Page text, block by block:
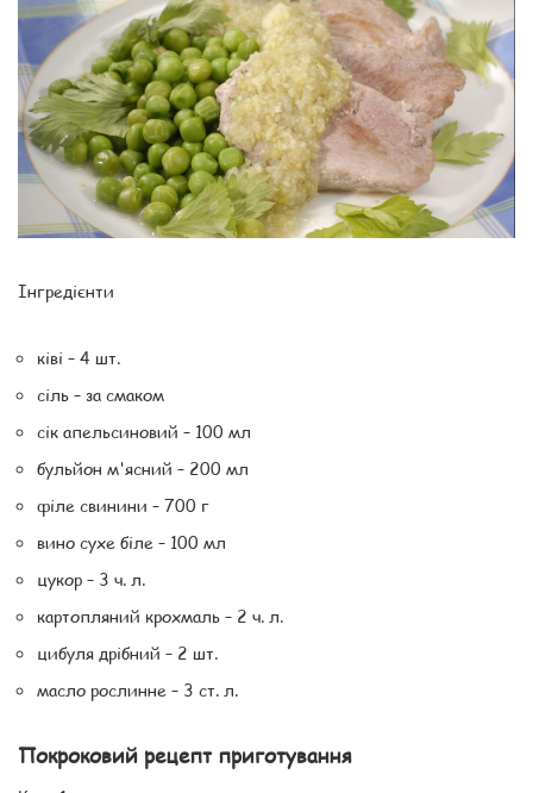
Інгредієнти
ківі – 4 шт.
сіль – за смаком
сік апельсиновий – 100 мл
бульйон м'ясний – 200 мл
філе свинини – 700 г
вино сухе біле – 100 мл
цукор – 3 ч. л.
картопляний крохмаль – 2 ч. л.
цибуля дрібний – 2 шт.
масло рослинне – 3 ст. л.
Покроковий рецепт приготування